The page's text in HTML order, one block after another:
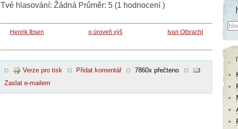
Tvé hlasování: Žádná Průměr: 5 (1 hodnocení )
Henrik Ibsen o úroveň výš Ivan Olbracht
Verze pro tisk Přidat komentář
7860x přečteno
Zaslat e-mailem